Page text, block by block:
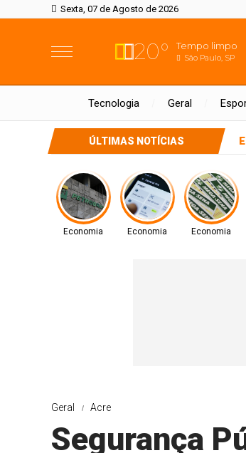
Sexta, 07 de Agosto de 2026
20° Tempo limpo
São Paulo, SP
Tecnologia Geral
ÚLTIMAS NOTÍCIAS
Economia Economia Economia
Geral Acre
Segurança